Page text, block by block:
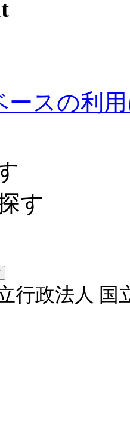
ースの利
す
行政法人 国